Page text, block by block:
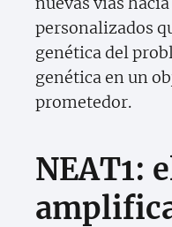
personalizados
genética del
genética en un
prometedor.
NEAT1: